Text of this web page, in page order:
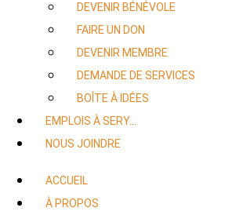
DEVENIR BÉNÉVOLE
FAIRE UN DON
DEVENIR MEMBRE
DEMANDE DE SERVICES
BOÎTE À IDÉES
EMPLOIS À SERY…
NOUS JOINDRE
ACCUEIL
À PROPOS